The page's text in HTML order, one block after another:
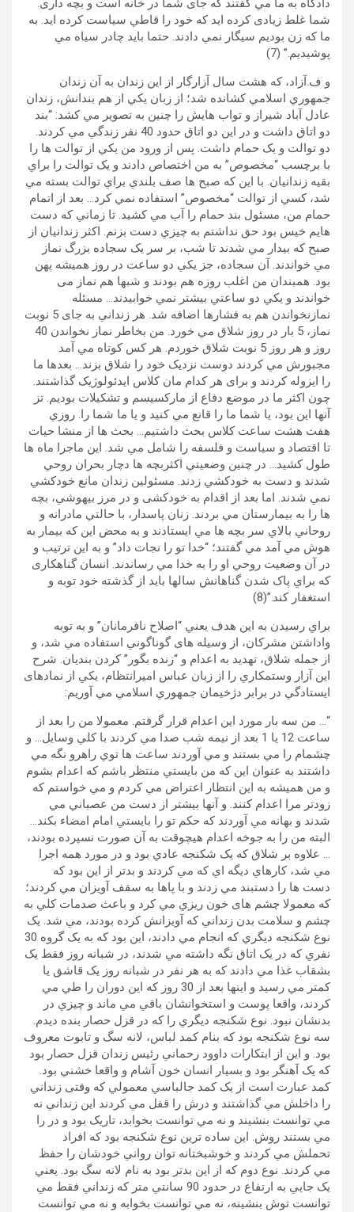
دادگاه به ما مي گفتند که جای شما در خانه است و بچه داری.
شما غلط زيادی کرده ايد که خود را قاطي سياست کرده ايد. به
ما که زن بوديم سيگار نمي دادند. حتما بايد چادر سياه مي
پوشيديم.” (7)
و ف.آزاد، که هشت سال آزارگار از اين زندان به آن زندان
جمهوري اسلامي کشانده شد؛ از زبان يکي از هم بندانش، زندان
عادل آباد شيراز و تواب هايش را چنين به تصوير مي کشد: “بند
دو اتاق داشت و در اين دو اتاق حدود 40 نفر زندگي مي کردند.
دو توالت و يک حمام داشت. پس از ورود من يکي از توالت ها را
با برچسب “مخصوص” به من اختصاص دادند و يک توالت را براي
بقيه زندانيان. با اين که صبح ها صف بلندي براي توالت بسته مي
شد، کسي از توالت “مخصوص” استفاده نمي کرد… بعد از اتمام
حمام من، مسئول بند حمام را آب مي کشيد. تا زماني که دست
هايم خيس بود حق نداشتم به چيزي دست بزنم. اکثر زندانيان از
صبح که بيدار مي شدند تا شب، بر سر يک سجاده بزرگ نماز
مي خواندند. آن سجاده، جز يکي دو ساعت در روز هميشه پهن
بود. همبندان من اغلب روزه هم بودند و شبها هم نماز می
خواندند و يکي دو ساعتي بيشتر نمي خوابيدند… مسئله
نمازنخواندن هم به فشارها اضافه شد. هر زنداني به جای 5 نوبت
نماز، 5 بار در روز شلاق مي خورد. من بخاطر نماز نخواندن 40
روز و هر روز 5 نوبت شلاق خوردم. هر کس کوتاه مي آمد
مجبورش مي کردند دوست نزديک خود را شلاق بزند… بعدها ما
را ايزوله کردند و برای هر کدام مان کلاس ايدئولوژيک گذاشتند.
چون اکثر ما در موضع دفاع از مارکسيسم و تشکيلات بوديم. تز
آنها اين بود، يا شما ما را قانع مي کنيد و يا ما شما را. روزي
هفت هشت ساعت کلاس بحث داشتيم… بحث ها از منشا حيات
تا اقتصاد و سياست و فلسفه را شامل مي شد. اين ماجرا ماه ها
طول کشيد… در چنين وضعيتي اکثربچه ها دچار بحران روحي
شدند و دست به خودکشي زدند. مسئولين زندان مانع خودکشي
نمي شدند. اما بعد از اقدام به خودکشی و در مرز بيهوشي، بچه
ها را به بيمارستان مي بردند. زنان پاسدار، با حالتي مادرانه و
روحاني بالاي سر بچه ها مي ايستادند و به محض اين که بيمار به
هوش مي آمد مي گفتند؛ “خدا تو را نجات داد” و به اين ترتيب و
در آن وضعيت روحي او را به خدا مي رساندند. انسان گناهکاری
که براي پاک شدن گناهانش سالها بايد از گذشته خود توبه و
استغفار کند.”(8)
براي رسيدن به اين هدف يعني “اصلاح نافرمانان” و به توبه
واداشتن مشرکان، از وسيله های گوناگوني استفاده مي شد، و
از جمله شلاق، تهديد به اعدام و “زنده بگور” کردن بنديان. شرح
اين آزار وستمکاري را از زبان عباس اميرانتظام، يکي از نمادهای
ايستادگي در برابر دژخيمان جمهوري اسلامي مي آوريم:
“… من سه بار مورد اين اعدام قرار گرفتم. معمولا من را بعد از
ساعت 12 يا 1 بعد از نيمه شب صدا مي کردند با کلي وسايل… و
چشمام را مي بستند و مي آوردند ساعت ها توي راهرو نگه مي
داشتند به عنوان اين که من بايستي منتظر باشم که اعدام بشوم
و من هميشه به اين انتظار اعتراض مي کردم و مي خواستم که
زودتر مرا اعدام کنند. و آنها بيشتر از دست من عصباني مي
شدند و بهانه مي آوردند که حکم تو را بايستي امام امضاء بکند…
البته من را به جوخه اعدام هيچوقت به آن صورت نسپرده بودند،
… علاوه بر شلاق که يک شکنجه عادي بود و در مورد همه اجرا
مي شد، کارهاي ديگه اي که مي کردند و بدتر از اين بود که
دست ها را دستبند مي زدند و با پاها به سقف آويزان مي کردند؛
که معمولا چشم های خون ريزي مي کرد و باعث صدمات کلي به
چشم و سلامت بدن زنداني که آويزانش کرده بودند، مي شد. يک
نوع شکنجه ديگري که انجام مي دادند، اين بود که به يک گروه 30
نفري که در يک اتاق نگه داشته مي شدند، در شبانه روز فقط يک
بشقاب غذا مي دادند که به هر نفر در شبانه روز يک قاشق يا
کمتر مي رسيد و اینها بعد از 30 روز که اين دوران را طي مي
کردند، واقعا پوست و استخوانشان باقي مي ماند و چيزي در
بدنشان نبود. نوع شکنجه ديگري را که در قزل حصار بنده ديدم.
سه نوع شکنجه بود که بنام کمد لباس، لانه سگ و تابوت معروف
بود. و اين از ابتکارات داوود رحماني رئيس زندان قزل حصار بود
که يک آهنگر بود و بسيار انسان خون آشام و واقعا خشني بود.
کمد عبارت است از يک کمد جالباسي معمولي که وقتی زنداني
را داخلش مي گذاشتند و درش را قفل مي کردند اين زنداني نه
مي توانست بنشيند و نه مي توانست بخوابد، تاريک بود و در را
مي بستند روش. اين ساده ترين نوع شکنجه بود که افراد
تحملش مي کردند و خوشبختانه توان رواني خودشان را حفظ
مي کردند. نوع دوم که از اين بدتر بود به نام لانه سگ بود. يعني
يک جايي به ارتفاع در حدود 90 سانتي متر که زنداني فقط مي
توانست توش بنشينه، نه مي توانست بخوابه و نه مي توانست